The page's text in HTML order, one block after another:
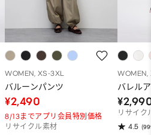
WOMEN, XS-3XL
バルーンパンツ
¥2,490
8/13までアプリ会員特別価格
リサイクル素材
WOMEN,
バレル
リサイク
4.5